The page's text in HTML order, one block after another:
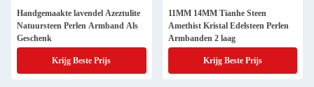
Handgemaakte lavendel Azeztulite
Natuursteen Perlen Armband Als
Geschenk
Krijg Beste Prijs
11MM 14MM Tianhe Steen
Amethist Kristal Edelsteen Perlen
Armbanden 2 laag
Krijg Beste Prijs